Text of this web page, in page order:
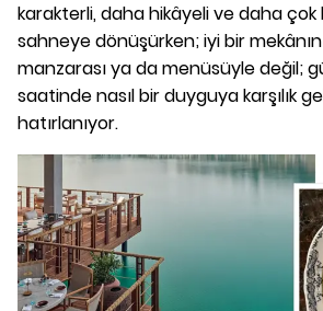
karakterli, daha hikâyeli ve daha çok
sahneye dönüşürken; iyi bir
manzarası ya da menüsüyle değil;
saatinde nasıl bir duyguya karşılık
hatırlanıyor.